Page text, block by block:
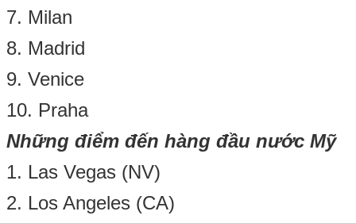
7. Milan
8. Madrid
9. Venice
10. Praha
Những điểm đến hàng đầu nước Mỹ
1. Las Vegas (NV)
2. Los Angeles (CA)